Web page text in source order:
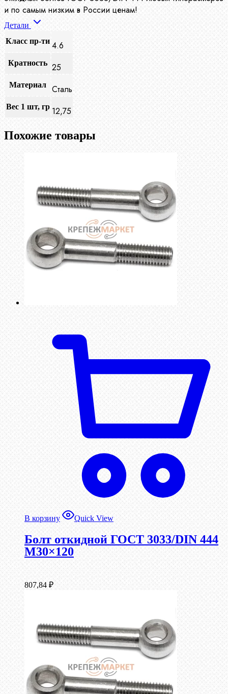
и по самым низким в России ценам!
Детали
Класс пр-ти 4.6
Кратность 25
Материал Сталь
Вес 1 шт, гр 12,75
Похожие товары
В корзину Quick View
Болт откидной ГОСТ 3033/DIN 444
М30×120
807,84 ₽